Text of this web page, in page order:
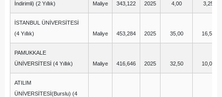
İndirimli) (2 Yıllık)
Maliye 343,122 2025 4,00 3,25
İSTANBUL ÜNİVERSİTESİ
(4 Yıllık)
Maliye 453,284 2025 35,00 16,50
PAMUKKALE
ÜNİVERSİTESİ (4 Yıllık)
Maliye 416,646 2025 32,50 10,00
ATILIM
ÜNİVERSİTESİ(Burslu) (4